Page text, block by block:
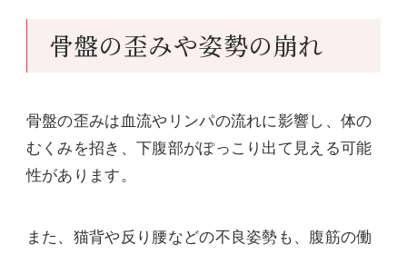
骨盤の歪みや姿勢の崩れ
骨盤の歪みは血流やリンパの流れに影響し、体の
むくみを招き、下腹部がぽっこり出て見える可能
性があります。
また、猫背や反り腰などの不良姿勢も、腹筋の働